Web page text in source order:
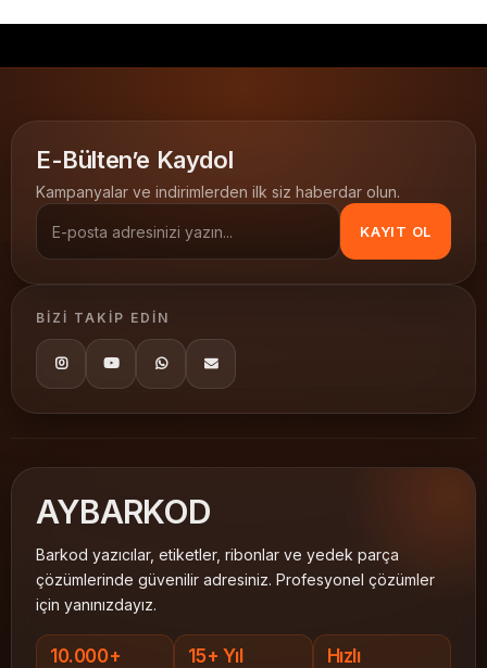
30x50 barkod etiketi
E-Bülten’e Kaydol
Kampanyalar ve indirimlerden ilk siz haberdar olun.
KAYIT OL
BIZI TAKIP EDIN
AYBARKOD
Barkod yazıcılar, etiketler, ribonlar ve yedek parça
çözümlerinde güvenilir adresiniz. Profesyonel çözümler
için yanınızdayız.
10.000+ 15+ Yıl Hızlı